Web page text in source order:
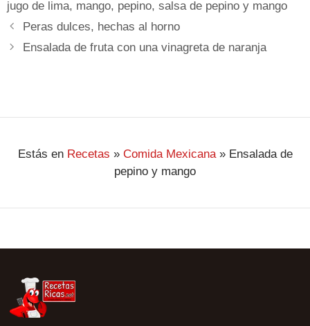
jugo de lima, mango, pepino, salsa de pepino y mango
Peras dulces, hechas al horno
Ensalada de fruta con una vinagreta de naranja
Estás en Recetas » Comida Mexicana» Ensalada de
pepino y mango